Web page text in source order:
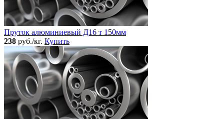
Пруток алюминиевый Д16 т 150мм
238 руб./кг. Купить